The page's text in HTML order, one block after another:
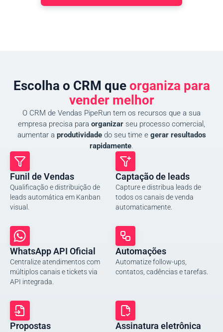
Escolha o CRM que organiza para
vender melhor
O CRM de Vendas PipeRun tem os recursos que a sua
empresa precisa para organizar seu processo comercial,
aumentar a produtividadedo seu time e gerar resultados
rapidamente.
Funil de Vendas
Qualificação e distribuição de
leads automática em Kanban
visual.
Captação de leads
Capture e distribua leads de
todos os canais de venda
automaticamente.
WhatsApp API Oficial
Centralize atendimentos com
múltiplos canais e tickets via
API integrada.
Automações
Automatize follow-ups,
contatos, cadências e tarefas.
Propostas Assinatura eletrônica